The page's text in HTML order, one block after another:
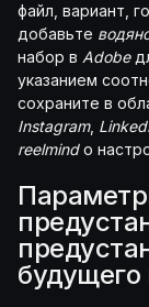
файл, вариант,
добавьте
набор в Adobe
указанием
сохраните в
Instagram,
reelmindо
будущего